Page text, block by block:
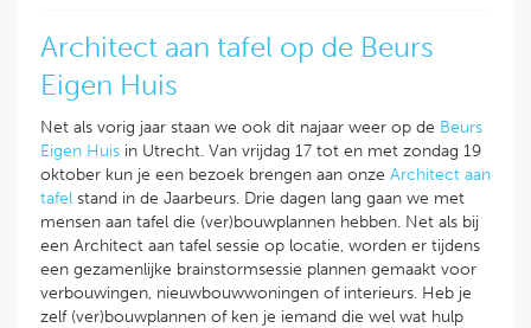
Architect aan tafel op de Beurs
Eigen Huis
Net als vorig jaar staan we ook dit najaar weer op de Beurs
Eigen Huis in Utrecht. Van vrijdag 17 tot en met zondag 19
oktober kun je een bezoek brengen aan onze Architect aan
tafel stand in de Jaarbeurs. Drie dagen lang gaan we met
mensen aan tafel die (ver)bouwplannen hebben. Net als bij
een Architect aan tafel sessie op locatie, worden er tijdens
een gezamenlijke brainstormsessie plannen gemaakt voor
verbouwingen, nieuwbouwwoningen of interieurs. Heb je
zelf (ver)bouwplannen of ken je iemand die wel wat hulp